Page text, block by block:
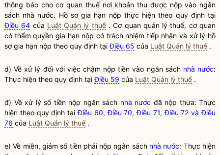
thông báo cho cơ quan thuếnơi khoản thu được nộp vào ngân
sách nhà nước. Hồ sơgia hạn nộp thực hiện theo quy định tại
Điều 64 của Luật Quản lý thuế. Cơ quan quản lýthuế, cơ quan
có thẩmquyền gia hạnnộp có trách nhiệm tiếp nhận và xử lý hồ
sơgia hạn nộp theo quy định tạiĐiều 65 của Luật Quản lý thuế.
d) Về xử lý đối với việc chậm nộp tiền vào ngân sách nhà nước:
Thực hiện theo quy định tạiĐiều 59 của Luật Quản lý thuế.
đ) Về xử lý số tiền nộp ngân sách nhà nước đã nộp thừa: Thực
hiện theo quy định tạiĐiều 60, Điều 70, Điều 71, Điều 72 và Điều
76 của Luật Quản lý thuế.
e) Về miễn, giảm số tiền phải nộp ngân sách nhà nước: Thực hiện